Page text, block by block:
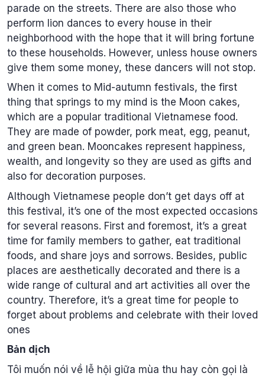
parade on the streets. There are also those who
perform lion dances to every house in their
neighborhood with the hope that it will bring fortune
to these households. However, unless house owners
give them some money, these dancers will not stop.
When it comes to Mid-autumn festivals, the first
thing that springs to my mind is the Moon cakes,
which are a popular traditional Vietnamese food.
They are made of powder, pork meat, egg, peanut,
and green bean. Mooncakes represent happiness,
wealth, and longevity so they are used as gifts and
also for decoration purposes.
Although Vietnamese people don’t get days off at
this festival, it’s one of the most expected occasions
for several reasons. First and foremost, it’s a great
time for family members to gather, eat traditional
foods, and share joys and sorrows. Besides, public
places are aesthetically decorated and there is a
wide range of cultural and art activities all over the
country. Therefore, it’s a great time for people to
forget about problems and celebrate with their loved
ones
Bản dịch
Tôi muốn nói về lễ hội giữa mùa thu hay còn gọi là